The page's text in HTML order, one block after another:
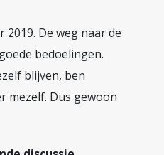
2019. De weg naar de
bedoelingen.
blijven, ben
mezelf. Dus gewoon